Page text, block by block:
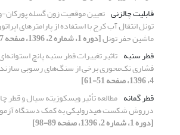
قابلیت چالزنی تعیین موقعیت زون گسله
تونل انتقال آب کرج با استفاده از پارامترهای
ماشین حفر تونل[دوره 1، شماره 2، 1396، صفحه 67-74]
قطر سنبه تاثیر تغییرات قطر سنبه پانچ
فشاری تک‌محوری برخی از سنگ‌های رسوبی
4، 1396، صفحه 51-61]
قطر گمانه مطالعه تأثیر ویسکوزیته سیال و
درروش شکست هیدرولیکی به کمک دستگاه
[دوره 1، شماره 2، 1396، صفحه 89-98]